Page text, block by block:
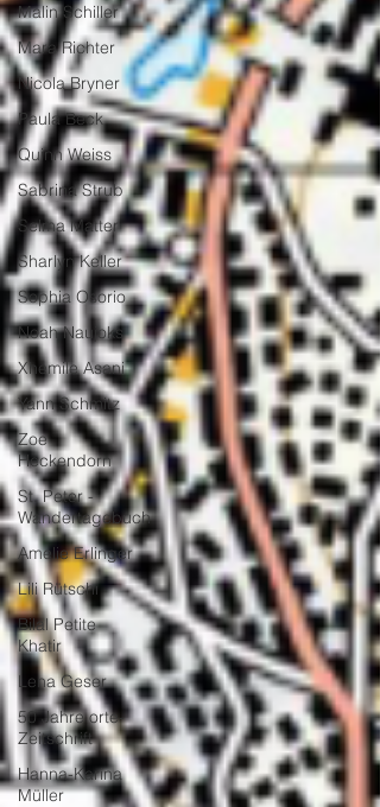
Malin Schiller
Mara Richter
Nicola Bryner
Paula Beck
Quinn Weiss
Sabrina Strub
Selma Matter
Sharlyn Keller
Sophia Osorio
Noah Naujoks
Xhemile Asani
Yann Schmitz
Zoe
Heckendorn
St. Peter -
Wandertagebuch
Amelie Erlinger
Lili Rütschi
Bilal Petite
Khatir
Lena Geser
50 Jahre orte-
Zeitschrift
Hanna-Karina
Müller